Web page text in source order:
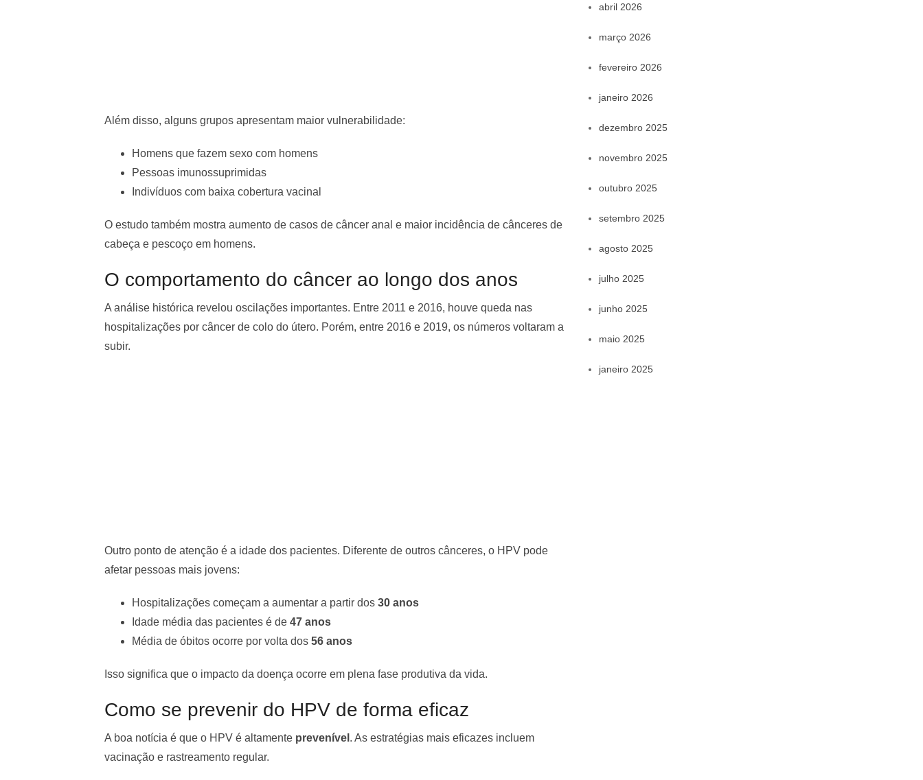
Além disso, alguns grupos apresentam maior vulnerabilidade:
Homens que fazem sexo com homens
Pessoas imunossuprimidas
Indivíduos com baixa cobertura vacinal
O estudo também mostra aumento de casos de câncer anal e maior incidência de cânceres de
cabeça e pescoço em homens.
O comportamento do câncer ao longo dos anos
A análise histórica revelou oscilações importantes. Entre 2011 e 2016, houve queda nas
hospitalizações por câncer de colo do útero. Porém, entre 2016 e 2019, os números voltaram a
subir.
Outro ponto de atenção é a idade dos pacientes. Diferente de outros cânceres, o HPV pode
afetar pessoas mais jovens:
Hospitalizações começam a aumentar a partir dos 30 anos
Idade média das pacientes é de 47 anos
Média de óbitos ocorre por volta dos 56 anos
Isso significa que o impacto da doença ocorre em plena fase produtiva da vida.
Como se prevenir do HPV de forma eficaz
A boa notícia é que o HPV é altamente prevenível . As estratégias mais eficazes incluem
vacinação e rastreamento regular.
abril 2026
março 2026
fevereiro 2026
janeiro 2026
dezembro 2025
novembro 2025
outubro 2025
setembro 2025
agosto 2025
julho 2025
junho 2025
maio 2025
janeiro 2025